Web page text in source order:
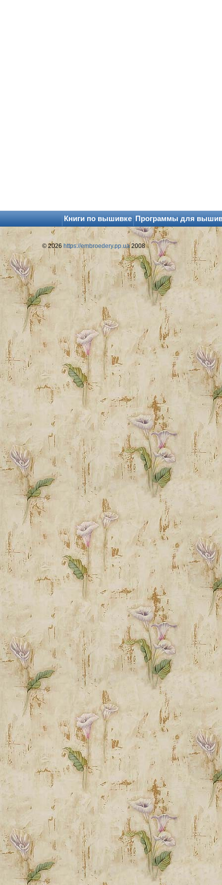
Книги по вышивке Программы для
© 2026 https://embroedery.pp.ua2008